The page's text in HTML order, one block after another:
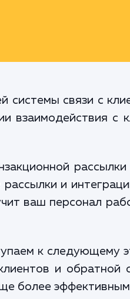
связи с
взаимодействия
и
ваш персонал
к следующему
и
более